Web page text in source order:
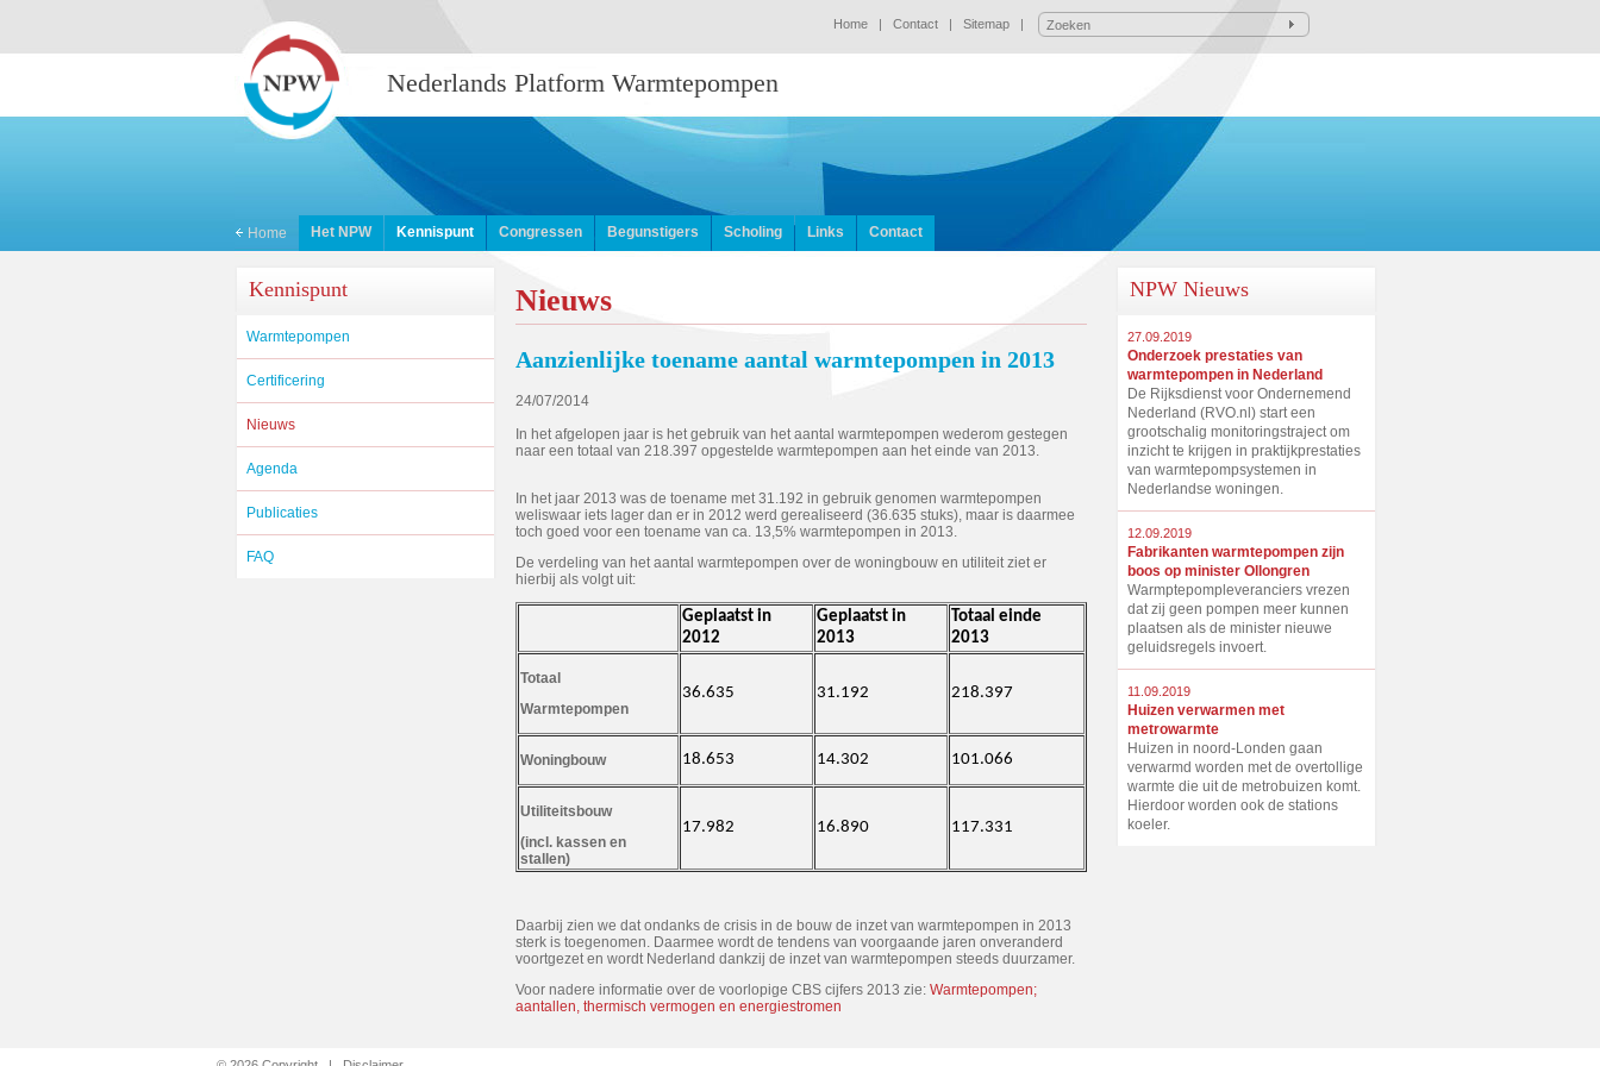
Home | Contact | Sitemap |
Nederlands Platform Warmtepompen
Home Het NPW Kennispunt Congressen Begunstigers Scholing Links Contact
Kennispunt
Warmtepompen
Certificering
Nieuws
Agenda
Publicaties
FAQ
Nieuws
Aanzienlijke toename aantal warmtepompen in 2013
24/07/2014
In het afgelopen jaar is het gebruik van het aantal warmtepompen wederom gestegen
naar een totaal van 218.397 opgestelde warmtepompen aan het einde van 2013.
In het jaar 2013 was de toename met 31.192 in gebruik genomen warmtepompen
weliswaar iets lager dan er in 2012 werd gerealiseerd (36.635 stuks), maar is daarmee
toch goed voor een toename van ca. 13,5% warmtepompen in 2013.
De verdeling van het aantal warmtepompen over de woningbouw en utiliteit ziet er
hierbij als volgt uit:
Geplaatst in
2012
Geplaatst in
2013
Totaal einde
2013
Totaal
Warmtepompen
36.635 31.192 218.397
Woningbouw 18.653 14.302 101.066
Utiliteitsbouw
(incl. kassen en
stallen)
17.982 16.890 117.331
Daarbij zien we dat ondanks de crisis in de bouw de inzet van warmtepompen in 2013
sterk is toegenomen. Daarmee wordt de tendens van voorgaande jaren onveranderd
voortgezet en wordt Nederland dankzij de inzet van warmtepompen steeds duurzamer.
Voor nadere informatie over de voorlopige CBS cijfers 2013 zie: Warmtepompen;
aantallen, thermisch vermogen en energiestromen
NPW Nieuws
27.09.2019
Onderzoek prestaties van
warmtepompen in Nederland
De Rijksdienst voor Ondernemend
Nederland (RVO.nl) start een
grootschalig monitoringstraject om
inzicht te krijgen in praktijkprestaties
van warmtepompsystemen in
Nederlandse woningen.
12.09.2019
Fabrikanten warmtepompen zijn
boos op minister Ollongren
Warmptepompleveranciers vrezen
dat zij geen pompen meer kunnen
plaatsen als de minister nieuwe
geluidsregels invoert.
11.09.2019
Huizen verwarmen met
metrowarmte
Huizen in noord-Londen gaan
verwarmd worden met de overtollige
warmte die uit de metrobuizen komt.
Hierdoor worden ook de stations
koeler.